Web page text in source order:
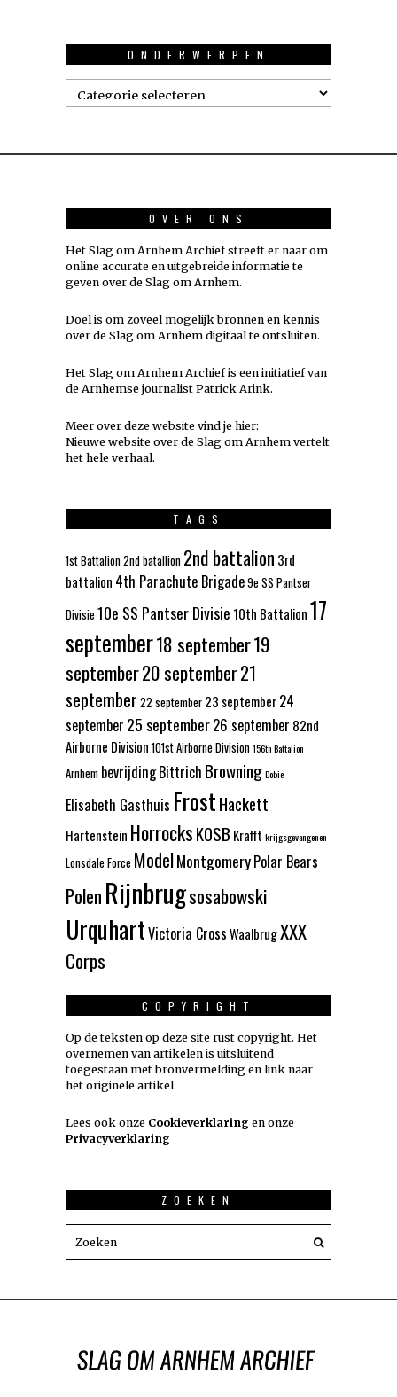
ONDERWERPEN
Onderwerpen
OVER ONS
Het Slag om Arnhem Archief streeft er naar om
online accurate en uitgebreide informatie te
geven over de Slag om Arnhem.
Doel is om zoveel mogelijkbronnen en kennis
over de Slag om Arnhem digitaal te ontsluiten.
Het Slag om Arnhem Archief is een initiatief van
de Arnhemse journalist Patrick Arink.
Meer over deze website vind je hier:
Nieuwe website over de Slag om Arnhem vertelt
het hele verhaal.
TAGS
1st Battalion2nd batallion 2nd battalion 3rd
battalion 4th Parachute Brigade9e SS Pantser
Divisie 10e SS Pantser Divisie 10th Battalion17
september18 september19
september20 september21
september 22 september 23 september24
september 25 september26 september 82nd
Airborne Division 101st Airborne Division156th Battalion
Arnhem bevrijdingBittrich BrowningDobie
Elisabeth Gasthuis FrostHackett
Hartenstein HorrocksKOSB Krafft krijgsgevangenen
Lonsdale Force ModelMontgomeryPolar Bears
PolenRijnbrugsosabowski
UrquhartVictoria CrossWaalbrugXXX
Corps
COPYRIGHT
Op de teksten op deze site rust copyright. Het
overnemen van artikelen is uitsluitend
toegestaan met bronvermelding en link naar
het originele artikel.
Lees ook onze Cookieverklaring en onze
Privacyverklaring
ZOEKEN